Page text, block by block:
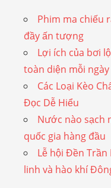
Phim ma chiếu
đầy ấn tượng
Lợi ích của bơi
toàn diện mỗi ngày
Các Loại Kèo
Đọc Dễ Hiểu
Nước nào sạch
quốc gia hàng đầu
Lễ hội Đền
linh và hào khí